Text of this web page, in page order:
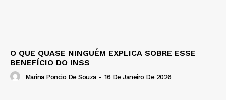
O QUE QUASE NINGUÉM EXPLICA SOBRE ESSE
BENEFÍCIO DO INSS
Marina Poncio De Souza - 16 De Janeiro De 2026